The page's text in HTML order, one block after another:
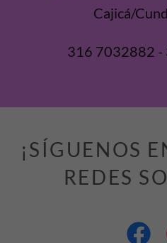
Cajicá/
316 7032882
¡SÍGUENOS
REDES